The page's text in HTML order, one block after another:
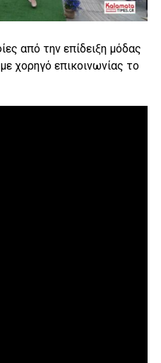
από την επίδειξη μόδας
χορηγό επικοινωνίας το